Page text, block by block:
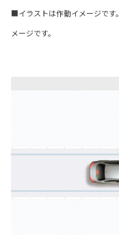
■イラストは作動イメージで
メージです。